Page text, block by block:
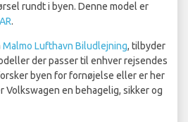
rundt i byen. Denne model er
.
Malmo Lufthavn Biludlejning, tilbyder
der passer til enhver rejsendes
byen for fornøjelse eller er her
Volkswagen en behagelig, sikker og